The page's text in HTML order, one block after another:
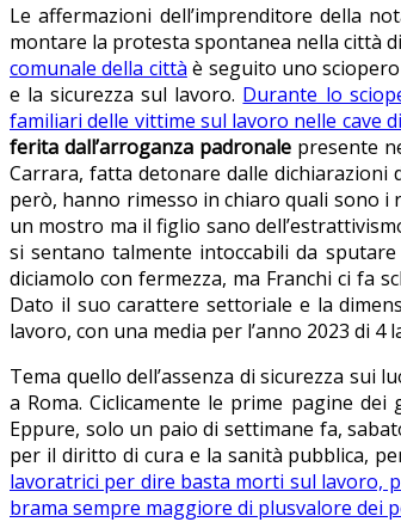
Le affermazioni dell’imprenditore della
montare la protesta spontanea nella città
comunale della città è seguito uno
e la sicurezza sul lavoro. Durante lo
familiari delle vittime sul lavoro nelle cave
ferita dall’arroganza padronale presente
Carrara, fatta detonare dalle dichiarazioni
però, hanno rimesso in chiaro quali sono
un mostro ma il figlio sano
si sentano talmente intoccabili da
diciamolo con fermezza, ma Franchi ci fa
Dato il suo carattere settoriale e la
lavoro, con una media per l’anno 2023 di
Tema quello dell’assenza di sicurezza
a Roma. Ciclicamente le prime pagine
Eppure, solo un paio di settimane fa,
per il diritto di cura e la sanità pubblica,
lavoratrici per dire basta morti sul lavoro,
brama sempre maggiore di plusvalore dei